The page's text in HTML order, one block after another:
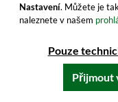
Intenzivní a
dominují
si láhev hned!
29,99 €
Nastavení. Můžete je
naleznete v našem
Pouze
Přijmout